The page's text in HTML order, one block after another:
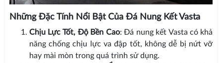
Những Đặc Tính Nổi Bật Của Đá Nung Kết Vasta
Chịu Lực Tốt, Độ Bền Cao: Đá nung kết Vasta có khả
năng chống chịu lực va đập tốt, không dễ bị nứt vỡ
hay mài mòn trong quá trình sử dụng.